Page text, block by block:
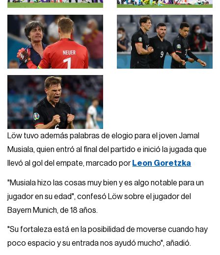
Löw tuvo además palabras de elogio para el joven Jamal
Musiala, quien entró al final del partido e inició la jugada que
llevó al gol del empate, marcado por Leon Goretzka
"Musiala hizo las cosas muy bien y es algo notable para un
jugador en su edad", confesó Löw sobre el jugador del
Bayern Munich, de 18 años.
"Su fortaleza está en la posibilidad de moverse cuando hay
poco espacio y su entrada nos ayudó mucho", añadió.